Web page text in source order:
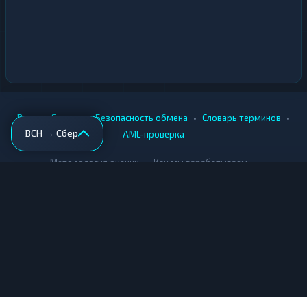
BCH → Сбер
Вики • Города • Безопасность обмена • Словарь терминов •
AML-проверка
Методология оценки Как мы зарабатываем